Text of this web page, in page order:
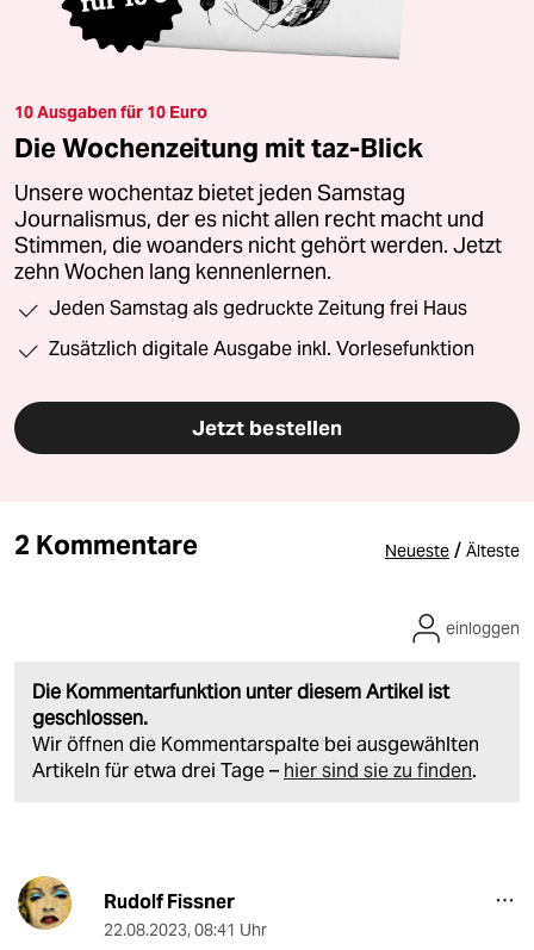
10 Ausgaben für 10 Euro
Die Wochenzeitung mit taz-Blick
Unsere wochentaz bietet jeden Samstag
Journalismus, der es nicht allen recht macht und
Stimmen, die woanders nicht gehört werden. Jetzt
zehn Wochen lang kennenlernen.
Jeden Samstag als gedruckte Zeitung frei Haus
Zusätzlich digitale Ausgabe inkl. Vorlesefunktion
Jetzt bestellen
2 Kommentare Neueste / Älteste
Die Kommentarfunktion unter diesem Artikel ist
geschlossen.
Wir öffnen die Kommentarspalte bei ausgewählten
Artikeln für etwa drei Tage – hier sind sie zu finden.
einloggen
Rudolf Fissner
22.08.2023, 08:41 Uhr